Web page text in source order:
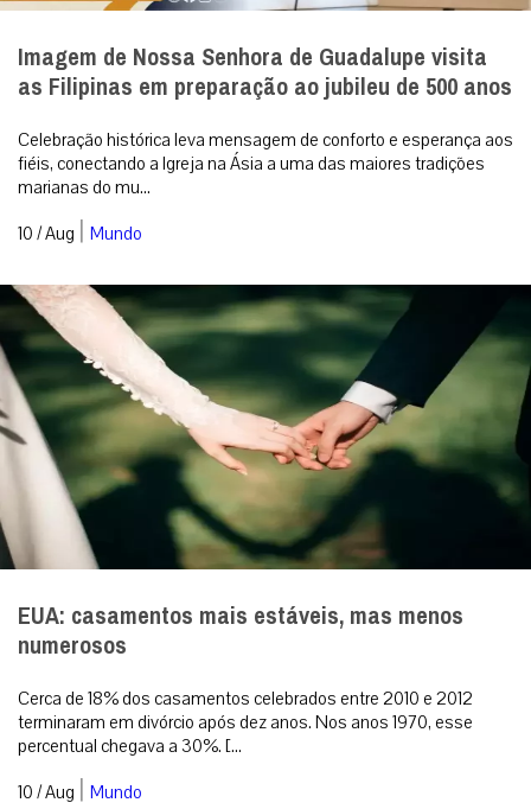
Imagem de Nossa Senhora de Guadalupe visita
as Filipinas em preparação ao jubileu de 500 anos
Celebração histórica leva mensagem de conforto e esperança aos
fiéis, conectando a Igreja na Ásia a uma das maiores tradições
marianas do mu...
10 / Aug | Mundo
EUA: casamentos mais estáveis, mas menos
numerosos
Cerca de 18% dos casamentos celebrados entre 2010 e 2012
terminaram em divórcio após dez anos. Nos anos 1970, esse
percentual chegava a 30%. [...
10 / Aug | Mundo